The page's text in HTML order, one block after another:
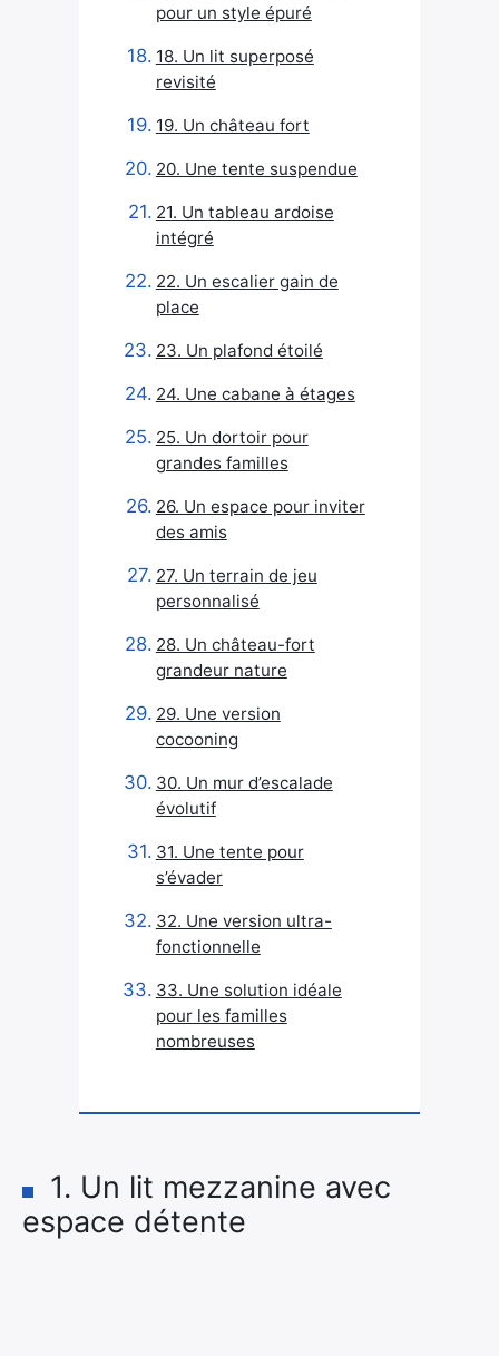
pour un style épuré
18. Un lit superposé
revisité
19. Un château fort
20. Une tente suspendue
21. Un tableau ardoise
intégré
22. Un escalier gain de
place
23. Un plafond étoilé
24. Une cabane à étages
25. Un dortoir pour
grandes familles
26. Un espace pour inviter
des amis
27. Un terrain de jeu
personnalisé
28. Un château-fort
grandeur nature
29. Une version
cocooning
30. Un mur d’escalade
évolutif
31. Une tente pour
s’évader
32. Une version ultra-
fonctionnelle
33. Une solution idéale
pour les familles
nombreuses
1. Un lit mezzanine avec
espace détente